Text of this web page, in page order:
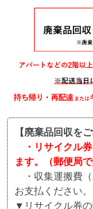
【廃棄品回収を
・リサイクル
ます。（郵便局で
・収集運搬費（
お支払ください。
▼リサイクル券